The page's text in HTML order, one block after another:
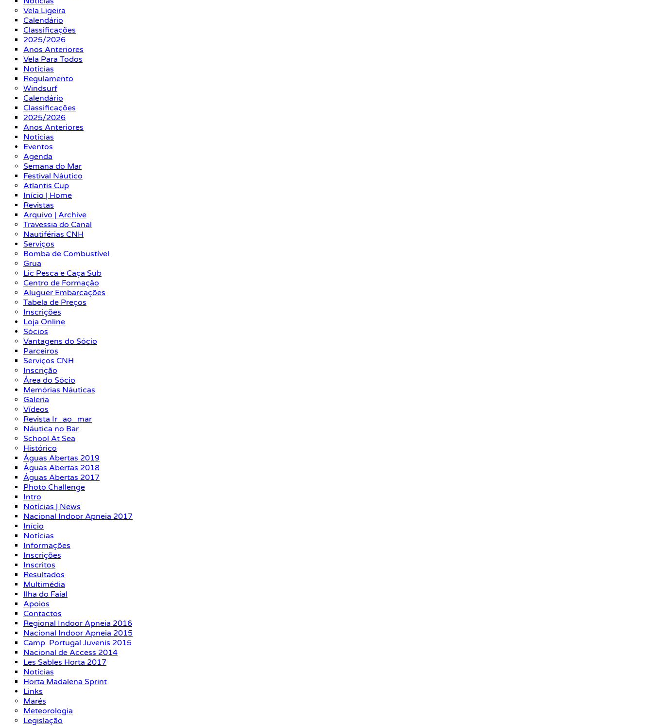
Vela Ligeira
Calendário
Classificações
2025/2026
Anos Anteriores
Vela Para Todos
Notícias
Regulamento
Windsurf
Calendário
Classificações
2025/2026
Anos Anteriores
Notícias
Eventos
Agenda
Semana do Mar
Festival Náutico
Atlantis Cup
Início | Home
Revistas
Arquivo | Archive
Travessia do Canal
Nautiférias CNH
Serviços
Bomba de Combustível
Grua
Lic Pesca e Caça Sub
Centro de Formação
Aluguer Embarcações
Tabela de Preços
Inscrições
Loja Online
Sócios
Vantagens do Sócio
Parceiros
Serviços CNH
Inscrição
Área do Sócio
Memórias Náuticas
Galeria
Vídeos
Revista Ir_ao_mar
Náutica no Bar
School At Sea
Histórico
Águas Abertas 2019
Águas Abertas 2018
Águas Abertas 2017
Photo Challenge
Intro
Notícias | News
Nacional Indoor Apneia 2017
Início
Notícias
Informações
Inscrições
Inscritos
Resultados
Multimédia
Ilha do Faial
Apoios
Contactos
Regional Indoor Apneia 2016
Nacional Indoor Apneia 2015
Camp. Portugal Juvenis 2015
Nacional de Access 2014
Les Sables Horta 2017
Notícias
Horta Madalena Sprint
Links
Marés
Meteorologia
Legislação